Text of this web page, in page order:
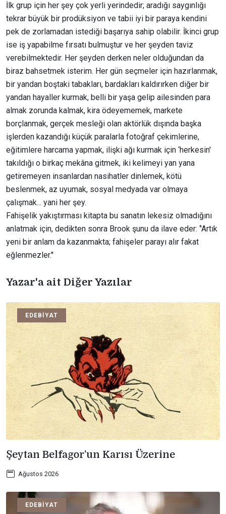
İlk grup için her şey çok yerli yerindedir; aradığı saygınlığı
tekrar büyük bir prodüksiyon ve tabii iyi bir paraya kendini
pek de zorlamadan istediği başarıya sahip olabilir. İkinci grup
ise iş yapabilme fırsatı bulmuştur ve her şeyden taviz
verebilmektedir. Her şeyden derken neler olduğundan da
biraz bahsetmek isterim. Her gün seçmeler için hazırlanmak,
bir yandan boştaki tabakları, bardakları kaldırırken diğer bir
yandan hayaller kurmak, belli bir yaşa gelip ailesinden para
almak zorunda kalmak, kira ödeyememek, markete
borçlanmak, gerçek mesleği olan aktörlük dışında başka
işlerden kazandığı küçük paralarla fotoğraf çekimlerine,
eğitimlere harcama yapmak, ilişki ağı kurmak için ‘herkesin'
takıldığı o birkaç mekâna gitmek, iki kelimeyi yan yana
getiremeyen insanlardan nasihatler dinlemek, kötü
beslenmek, az uyumak, sosyal medyada var olmaya
çalışmak... yani her şey.
Fahişelik yakıştırması kitapta bu sanatın lekesiz olmadığını
anlatmak için, dedikten sonra Brook şunu da ilave eder: ‘'Artık
yeni bir anlam da kazanmakta; fahişeler parayı alır fakat
eğlenmezler.''
Yazar'a ait Diğer Yazılar
EDEBIYAT
Şeytan Belfagor’un Karısı Üzerine
Ağustos 2026
EDEBIYAT